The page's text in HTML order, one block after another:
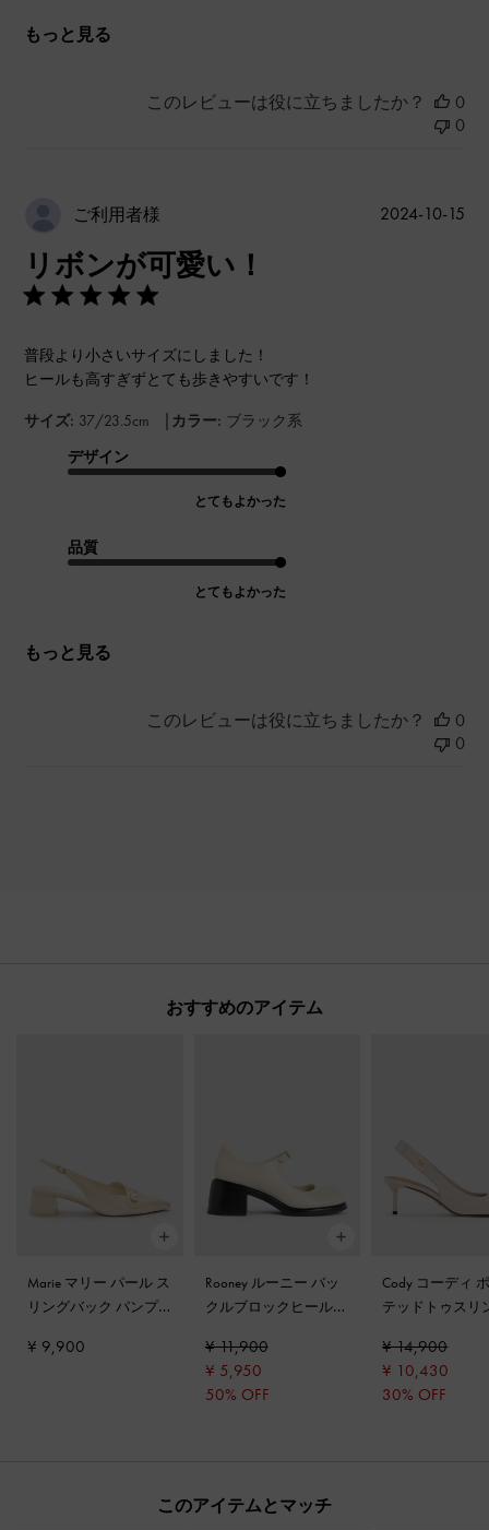
もっと見る
このレビューは役に立ちましたか？
0
0
ご利用者様
リボンが可愛い！
普段より小さいサイズにしました！
ヒールも高すぎずとても歩きやすいです！
サイズ: 37/23.5cm | カラー: ブラック系
デザイン
とてもよかった
品質
とてもよかった
もっと見る
公
2024-10-15
このレビューは役に立ちましたか？
0
0
おすすめのアイテム
Marie マリー パール ス
リングバック パンプ
¥ 9,900
Rooney ルーニー バッ
クルブロックヒールメ
ク
¥ 11,900
¥ 5,950
50% OFF
Cody コーディ
テッドトゥスリ
チョーク
¥ 14,900
¥ 10,430
30% OFF
このアイテムとマッチ